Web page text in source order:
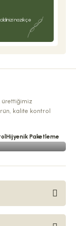
nazikçe
kalite kontrol
Hijyenik Paketleme
el